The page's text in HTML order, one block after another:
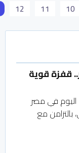
10
11
12
في مصر.. قفزة قوية
شهد سعر الذهب عيار 24 اليوم في مصر
بالتزامن مع